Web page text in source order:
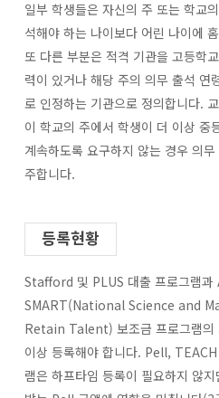
일부 학생들은 자신의 주 또는 학교
석해야 하는 나이보다 어린 나이에
또 다른 부분은 적격 기관을 고등학
력이 있거나 해당 주의 의무 출석 연
로 인정하는 기관으로 정의합니다.
이 학교의 주에서 학생이 더 이상 중
계속하도록 요구하지 않는 경우 의
주합니다.
등록현황
Stafford 및 PLUS 대출 프로그램과
SMART(National Science and
Retain Talent) 보조금 프로그램의
이상 등록해야 합니다. Pell,
램은 하프타임 등록이 필요하지 않